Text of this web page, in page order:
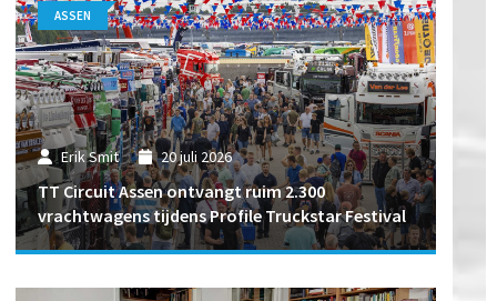
Erik Smit 20 juli 2026
TT Circuit Assen ontvangt ruim 2.300
vrachtwagens tijdens Profile Truckstar Festival
ASSEN